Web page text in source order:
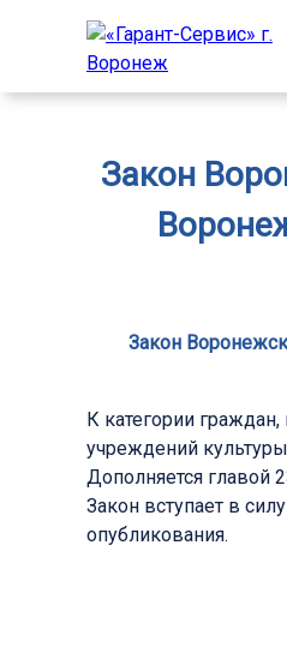
Закон
Закон
К категории
учреждений
Дополняется главой
Закон вступает в
опубликования.